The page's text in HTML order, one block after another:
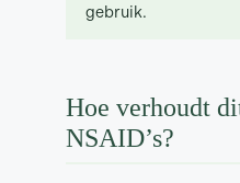
gebruik.
Hoe verhoudt
NSAID’s?